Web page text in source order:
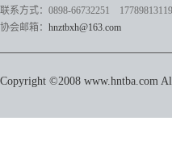
联系方式：0898-66732251
协会邮箱： hnztbxh@163.com
Copyright ©2008 www.hntba.com